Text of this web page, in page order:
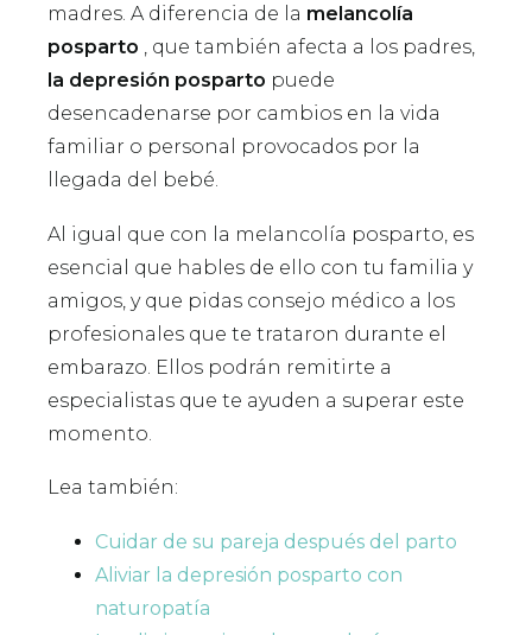
madres. A diferencia de la melancolía
posparto , que también afecta a los padres,
la depresión posparto puede
desencadenarse por cambios en la vida
familiar o personal provocados por la
llegada del bebé.
Al igual que con la melancolía posparto, es
esencial que hables de ello con tu familia y
amigos, y que pidas consejo médico a los
profesionales que te trataron durante el
embarazo. Ellos podrán remitirte a
especialistas que te ayuden a superar este
momento.
Lea también:
Cuidar de su pareja después del parto
Aliviar la depresión posparto con
naturopatía